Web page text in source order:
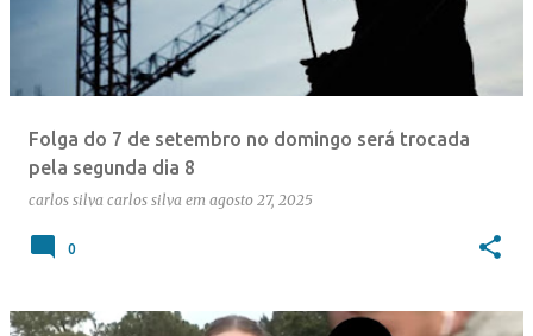
g
Folga do 7 de setembro no domingo será trocada
pela segunda dia 8
carlos silva carlos silva em agosto 27, 2025
0